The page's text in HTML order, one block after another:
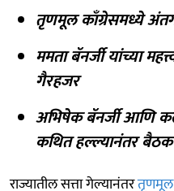
तृणमूल काँग्रेसमध्ये
ममता बॅनर्जी यांच्या
गैरहजर
अभिषेक बॅनर्जी आणि
कथित हल्ल्यानंतर
राज्यातील सत्ता गेल्यानंतरतृणमूल